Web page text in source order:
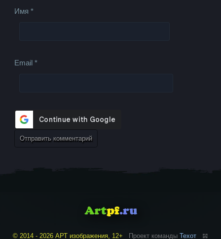
Имя*
Email*
© 2014 - 2026 АРТ изображения, 12+ Проект команды Техот 𝌴